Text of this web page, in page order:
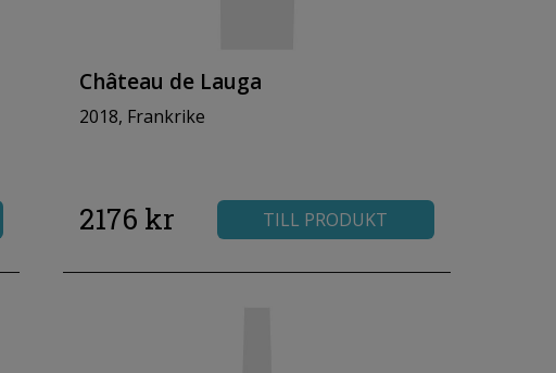
Château de Lauga
2018, Frankrike
2176 kr TILL PRODUKT